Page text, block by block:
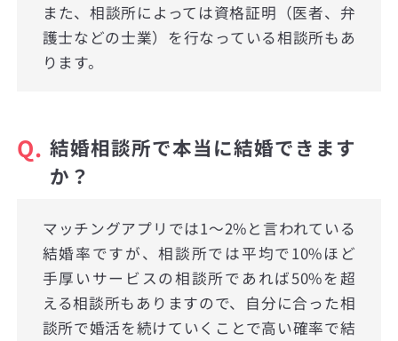
また、相談所によっては資格証明（医者、弁
護士などの士業）を行なっている相談所もあ
ります。
Q. 結婚相談所で本当に結婚できます
か？
マッチングアプリでは1〜2%と言われている
結婚率ですが、相談所では平均で10%ほど
手厚いサービスの相談所であれば50%を超
える相談所もありますので、自分に合った相
談所で婚活を続けていくことで高い確率で結